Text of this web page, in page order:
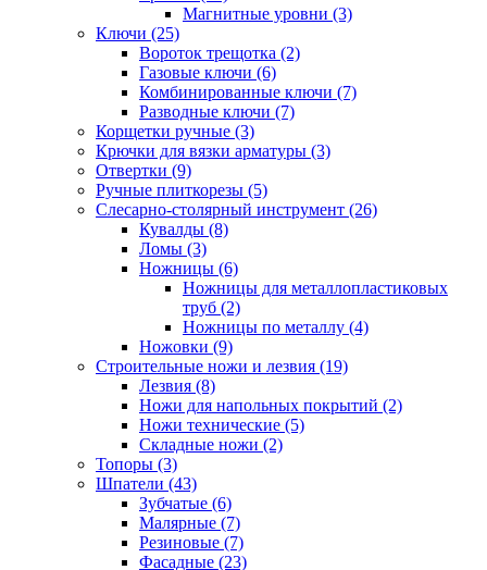
Магнитные уровни (3)
Ключи (25)
Вороток трещотка (2)
Газовые ключи (6)
Комбинированные ключи (7)
Разводные ключи (7)
Корщетки ручные (3)
Крючки для вязки арматуры (3)
Отвертки (9)
Ручные плиткорезы (5)
Слесарно-столярный инструмент (26)
Кувалды (8)
Ломы (3)
Ножницы (6)
Ножницы для металлопластиковых
труб (2)
Ножницы по металлу (4)
Ножовки (9)
Строительные ножи и лезвия (19)
Лезвия (8)
Ножи для напольных покрытий (2)
Ножи технические (5)
Складные ножи (2)
Топоры (3)
Шпатели (43)
Зубчатые (6)
Малярные (7)
Резиновые (7)
Фасадные (23)